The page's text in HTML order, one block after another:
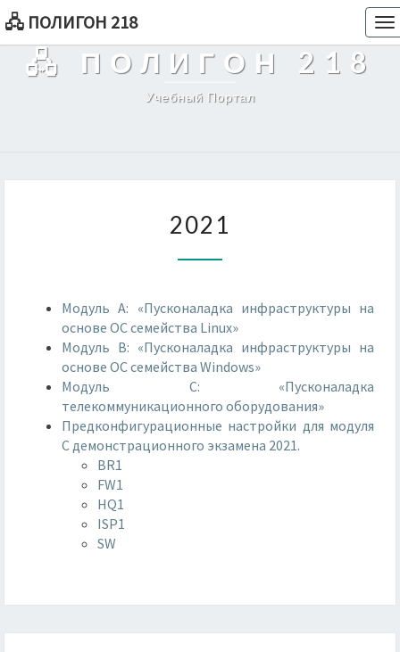
🖧 ПОЛИГОН 218
🖧 ПОЛИГОН 218
Учебный Портал
2021
Модуль А: «Пусконаладка инфраструктуры на
основе OC семейства Linux»
Модуль В: «Пусконаладка инфраструктуры на
основе OC семейства Windows»
Модуль С: «Пусконаладка
телекоммуникационного оборудования»
Предконфигурационные настройки для модуля
C демонстрационного экзамена 2021.
BR1
FW1
HQ1
ISP1
SW